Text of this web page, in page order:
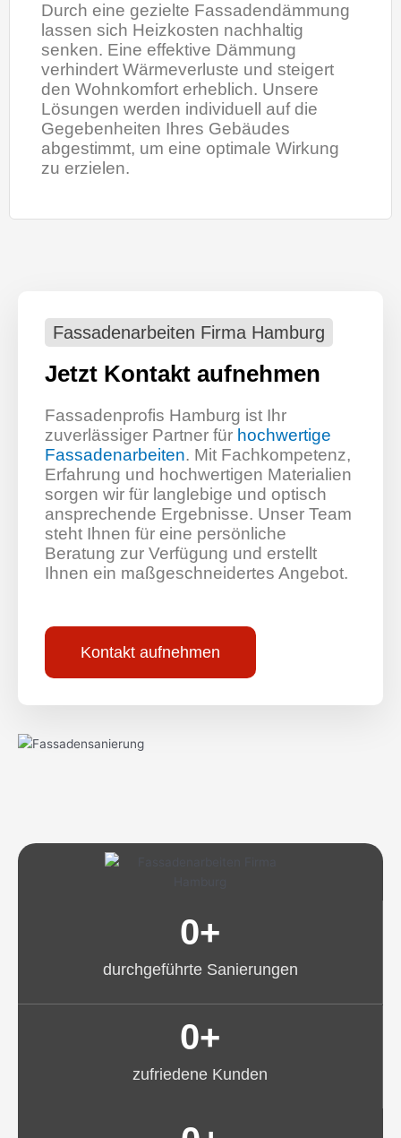
Durch eine gezielte Fassadendämmung
lassen sich Heizkosten nachhaltig
senken. Eine effektive Dämmung
verhindert Wärmeverluste und steigert
den Wohnkomfort erheblich. Unsere
Lösungen werden individuell auf die
Gegebenheiten Ihres Gebäudes
abgestimmt, um eine optimale Wirkung
zu erzielen.
Fassadenarbeiten Firma Hamburg
Jetzt Kontakt aufnehmen
Fassadenprofis Hamburg ist Ihr
zuverlässiger Partner für hochwertige
Fassadenarbeiten. Mit Fachkompetenz,
Erfahrung und hochwertigen Materialien
sorgen wir für langlebige und optisch
ansprechende Ergebnisse. Unser Team
steht Ihnen für eine persönliche
Beratung zur Verfügung und erstellt
Ihnen ein maßgeschneidertes Angebot.
Kontakt aufnehmen
durchgeführte Sanierungen
0+
zufriedene Kunden
0+